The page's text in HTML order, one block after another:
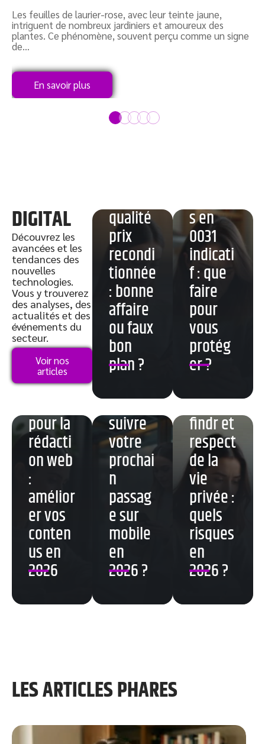
Les feuilles de laurier-rose, avec leur teinte jaune,
intriguent de nombreux jardiniers et amoureux des
plantes. Ce phénomène, souvent perçu comme un signe
de…
En savoir plus
DIGITAL
Découvrez les
avancées et les
tendances des
nouvelles
technologies.
Vous y trouverez
des analyses, des
actualités et des
événements du
secteur.
Voir nos
articles
qualité
prix
recondi
tionnée
: bonne
affaire
ou faux
bon
plan ?
s en
0031
indicati
f : que
faire
pour
vous
protég
er ?
Revers
Correct
pour la
rédacti
on web
:
amélior
er vos
conten
us en
2026
Bus 192
:
nt
suivre
votre
prochai
n
passag
e sur
mobile
en
2026 ?
Rabbit
findr et
respect
de la
vie
privée :
quels
risques
en
2026 ?
LES ARTICLES PHARES